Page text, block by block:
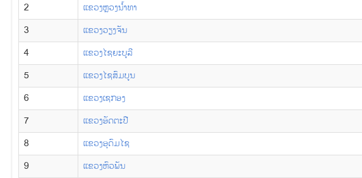
2
ແຂວງຫຼວງ​ນ້ຳ​ທາ
3
ແຂວງວຽງ​ຈັນ
4
ແຂວງ​ໄຊ​ຍະ​ບູ​ລີ
5
ແຂວງ​ໄຊ​ສົມ​ບູນ
6
ແຂວງ​ເຊກອງ
7
ແຂວງ​ອັດ​ຕະ​ປື
8
ແຂວງ​ອຸ​ດົມ​ໄຊ
9
ແຂວງ​ຫົວ​ພັນ